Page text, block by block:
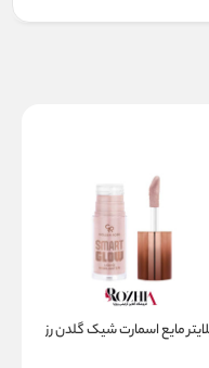
مایع اسمارت شیک گلدن رز